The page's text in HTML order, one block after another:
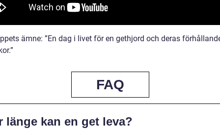
ämne: ”En dag i livet för en gethjord och deras
FAQ
länge kan en get leva?